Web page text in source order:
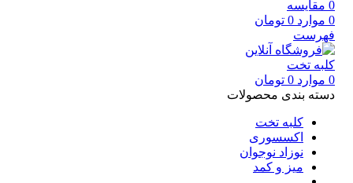
0 مقایسه
0 موارد 0 تومان
فهرست
0 موارد 0 تومان
دسته بندی محصولات
کلبه تخت
اکسسوری
نوزاد نوجوان
میز و کمد